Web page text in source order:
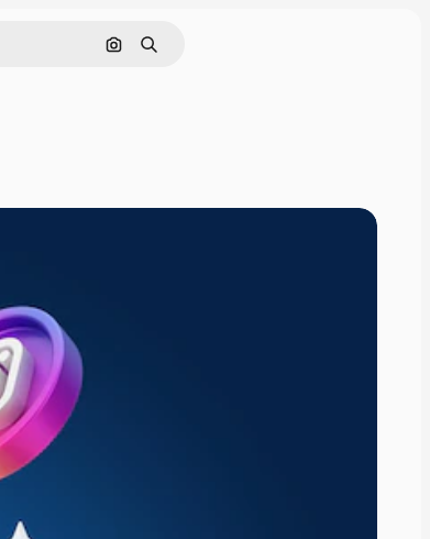
Buscar por imagen
Buscar